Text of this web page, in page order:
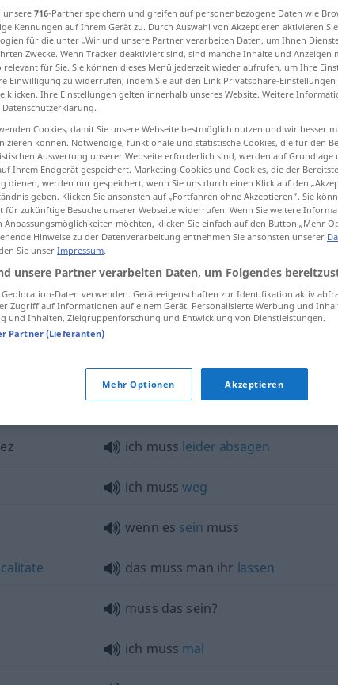
muss → siehe „müssen“
man mussdabei höllischaufpassen
gehen
ich muss nach Hause
es mussetwasgeschehen
das mussanderswerden
ich muss leider absagen
ich mussweg
wenn es sein muss
calitate das muss man ihr lassen
muss das sein?
ich muss mal
unsere 716-Partner speichern und greifen auf personenbezogene Daten wie
Kennungen auf Ihrem Gerät zu. Durch Auswahl von Akzeptieren aktivieren
für die unter „Wir und unsere Partner verarbeiten Daten, um Ihnen
Zwecke. Wenn Tracker deaktiviert sind, sind manche Inhalte und Anzeigen
relevant für Sie. Sie können dieses Menü jederzeit wieder aufrufen, um Ihre
Einwilligung zu widerrufen, indem Sie auf den Link Privatsphäre-
klicken. Ihre Einstellungen gelten innerhalb unseres Website. Weitere
Datenschutzerklärung.
Cookies, damit Sie unsere Webseite bestmöglich nutzen und wir besser
können. Notwendige, funktionale und statistische Cookies, die für den
Auswertung unserer Webseite erforderlich sind, werden auf Grundlage
Ihrem Endgerät gespeichert. Marketing-Cookies und Cookies, die der
dienen, werden nur gespeichert, wenn Sie uns durch einen Klick auf den
geben. Klicken Sie ansonsten auf „Fortfahren ohne Akzeptieren“. Sie
für zukünftige Besuche unserer Webseite widerrufen. Wenn Sie weitere
Anpassungsmöglichkeiten möchten, klicken Sie einfach auf den Button „Mehr
Hinweise zu der Datenverarbeitung entnehmen Sie ansonsten unserer
Sie unser Impressum.
unsere Partner verarbeiten Daten, um Folgendes
Geolocation-Daten verwenden. Geräteeigenschaften zur Identifikation aktiv
Zugriff auf Informationen auf einem Gerät. Personalisierte Werbung und
und Inhalten, Zielgruppenforschung und Entwicklung von Dienstleistungen.
Partner (Lieferanten)
Mehr Optionen Akzeptieren